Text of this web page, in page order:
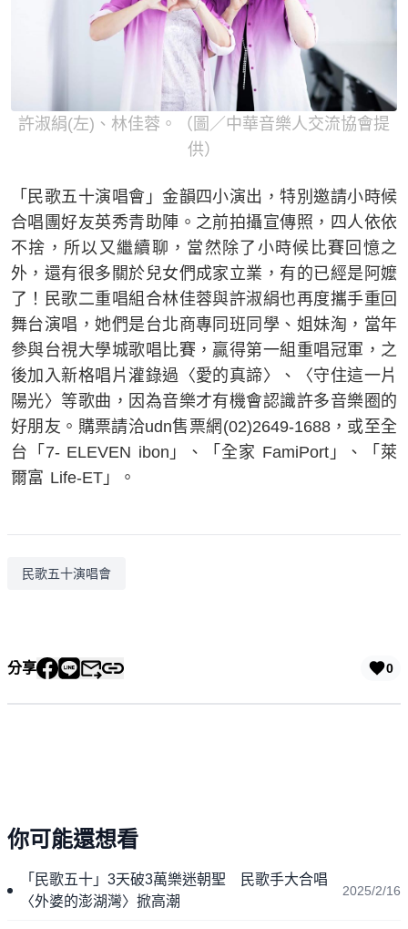
許淑絹(左)、林佳蓉。（圖／中華音樂人交流協會提
供）
「民歌五十演唱會」金韻四小演出，特別邀請小時候
合唱團好友英秀青助陣。之前拍攝宣傳照，四人依依
不捨，所以又繼續聊，當然除了小時候比賽回憶之
外，還有很多關於兒女們成家立業，有的已經是阿嬤
了！民歌二重唱組合林佳蓉與許淑絹也再度攜手重回
舞台演唱，她們是台北商專同班同學、姐妹淘，當年
參與台視大學城歌唱比賽，贏得第一組重唱冠軍，之
後加入新格唱片灌錄過〈愛的真諦〉、〈守住這一片
陽光〉等歌曲，因為音樂才有機會認識許多音樂圈的
好朋友。購票請洽udn售票網(02)2649-1688，或至全
台「7- ELEVEN ibon」、「全家 FamiPort」、「萊
爾富 Life-ET」。
民歌五十演唱會
分享 0
你可能還想看
「民歌五十」3天破3萬樂迷朝聖 民歌手大合唱
〈外婆的澎湖灣〉掀高潮
2025/2/16